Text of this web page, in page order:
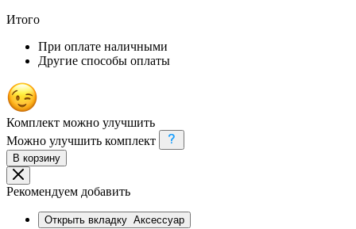
Итого
При оплате наличными
Другие способы оплаты
Комплект можно улучшить
Можно улучшить комплект
В корзину
Рекомендуем добавить
Открыть вкладку Аксессуар